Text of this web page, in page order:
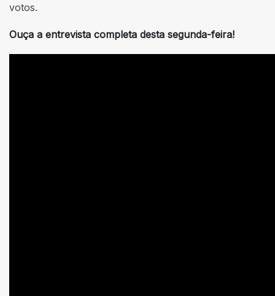
votos.
Ouça a entrevista completa desta segunda-feira!